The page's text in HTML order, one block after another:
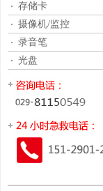
存储卡
摄像机/监控
录音笔
光盘